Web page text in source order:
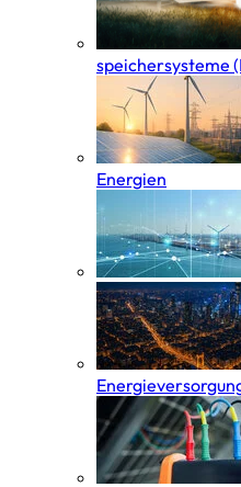
speicher­systeme
Energien